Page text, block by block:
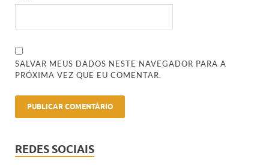
SALVAR MEUS DADOS NESTE NAVEGADOR PARA A
PRÓXIMA VEZ QUE EU COMENTAR.
REDES SOCIAIS